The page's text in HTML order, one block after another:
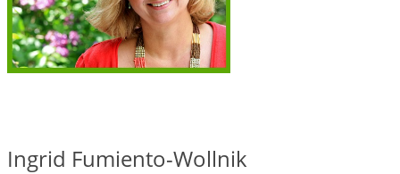
Ingrid Fumiento-Wollnik